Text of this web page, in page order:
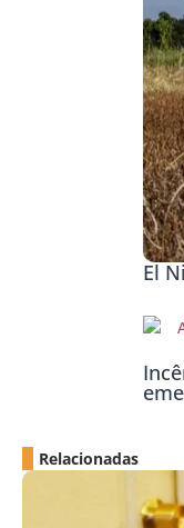
El
Relacionadas